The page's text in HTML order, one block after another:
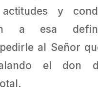
y
a esa
al Señor
el don